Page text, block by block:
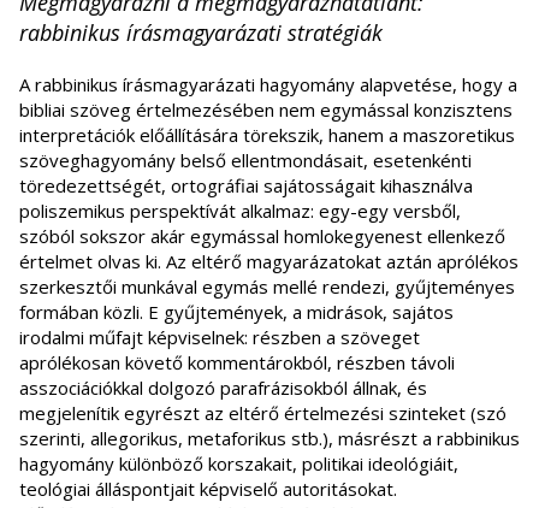
rabbinikus írásmagyarázati stratégiák
A rabbinikus írásmagyarázati hagyomány alapvetése, hogy a
bibliai szöveg értelmezésében nem egymással konzisztens
interpretációk előállítására törekszik, hanem a maszoretikus
szöveghagyomány belső ellentmondásait, esetenkénti
töredezettségét, ortográfiai sajátosságait kihasználva
poliszemikus perspektívát alkalmaz: egy-egy versből,
szóból sokszor akár egymással homlokegyenest ellenkező
értelmet olvas ki. Az eltérő magyarázatokat aztán aprólékos
szerkesztői munkával egymás mellé rendezi, gyűjteményes
formában közli. E gyűjtemények, a midrások, sajátos
irodalmi műfajt képviselnek: részben a szöveget
aprólékosan követő kommentárokból, részben távoli
asszociációkkal dolgozó parafrázisokból állnak, és
megjelenítik egyrészt az eltérő értelmezési szinteket (szó
szerinti, allegorikus, metaforikus stb.), másrészt a rabbinikus
hagyomány különböző korszakait, politikai ideológiáit,
teológiai álláspontjait képviselő autoritásokat.